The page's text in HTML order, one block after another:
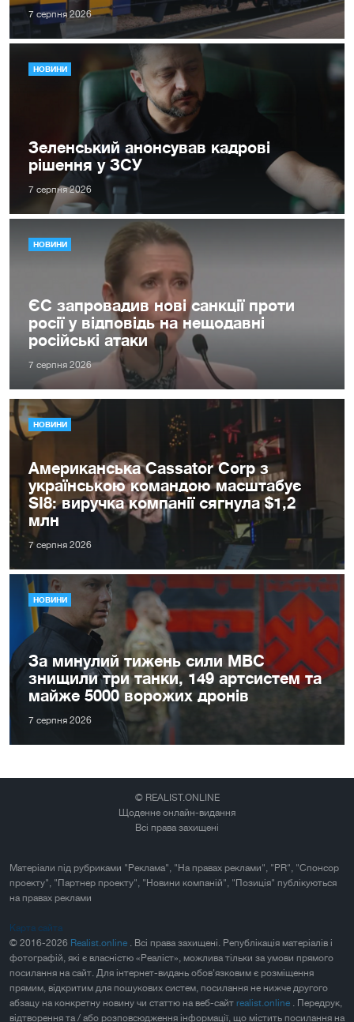
7 серпня 2026
НОВИНИ
Зеленський анонсував кадрові
рішення у ЗСУ
7 серпня 2026
НОВИНИ
ЄС запровадив нові санкції проти
росії у відповідь на нещодавні
російські атаки
7 серпня 2026
НОВИНИ
Американська Cassator Corp з
українською командою масштабує
SI8: виручка компанії сягнула $1,2
млн
7 серпня 2026
НОВИНИ
За минулий тижень сили МВС
знищили три танки, 149 артсистем та
майже 5000 ворожих дронів
7 серпня 2026
© REALIST.ONLINE
Щоденне онлайн-видання
Всі права захищені
Матеріали під рубриками "Реклама", "На правах реклами", "PR", "Спонсор
проекту", "Партнер проекту", "Новини компаній", "Позиція" публікуються
на правах реклами
Карта сайта
© 2016-2026 Realist.online . Всі права захищені. Републікація матеріалів і
фотографій, які є власністю «Реаліст», можлива тільки за умови прямого
посилання на сайт. Для інтернет-видань обов'язковим є розміщення
прямим, відкритим для пошукових систем, посилання не нижче другого
абзацу на конкретну новину чи статтю на веб-сайт realist.online . Передрук,
відтворення та / або розповсюдження інформації, що містить посилання на